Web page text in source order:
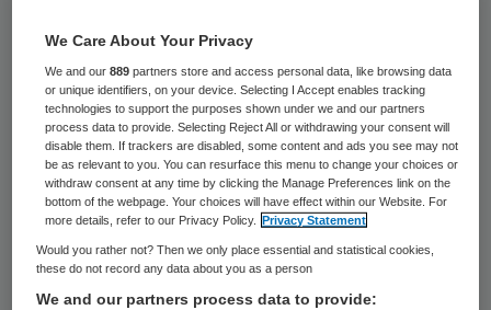
Met het oog op optimale zorg voor
patiënten met heup- en knieproblemen is
hetZuyderlandbezig met een flinke
verbouwing. Zuyderland mikt op de opening
van meerdere gespecialiseerde klinieken in
de eerste helft van 2020.
Als thuis
We Care About Your Privacy
We and our889 partners store and access personal data, like browsing data
or unique identifiers, on your device. Selecting I Accept enables tracking
technologies to support the purposes shown under we and our partners
process data to provide. Selecting Reject All or withdrawing your consent will
disable them. If trackers are disabled, some content and ads you see may not
be as relevant to you. You can resurface this menu to change your choices or
withdraw consent at any time by clicking the Manage Preferences link on the
bottom of the webpage. Your choices will have effect within our Website. For
more details, refer to our Privacy Policy.
Privacy Statement
Would you rather not? Then we only place essential and statistical cookies,
these do not record any data about you as a person
We and our partners process data to provide: